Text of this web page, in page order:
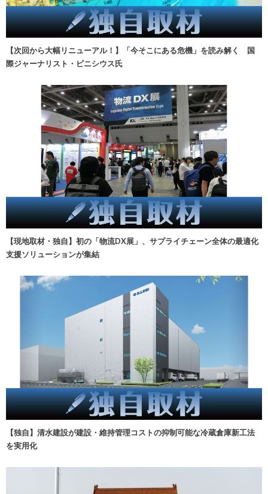
【次回から大幅リニューアル！】「今そこにある危機」を読み解く 国
際ジャーナリスト・ビニシウス氏
【現地取材・独自】初の「物流DX展」、サプライチェーン全体の最適化
支援ソリューションが集結
【独自】清水建設が建設・維持管理コストの抑制可能な冷蔵倉庫新工法
を実用化